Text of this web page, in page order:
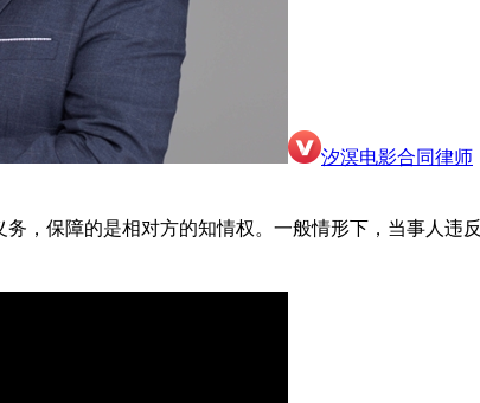
汐溟电影合同律师
，保障的是相对方的知情权。一般情形下，当事人